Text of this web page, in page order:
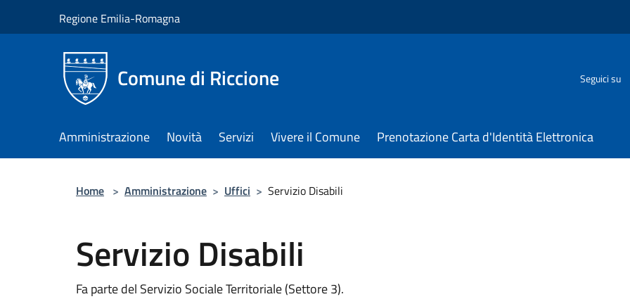
Regione Emilia-Romagna
Comune di Riccione Seguici su
Amministrazione Novità Servizi Vivere il Comune Prenotazione Carta d'Identità Elettronica
Home > Amministrazione > Uffici > Servizio Disabili
Servizio Disabili
Fa parte del Servizio Sociale Territoriale (Settore 3).